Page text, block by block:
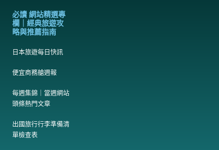
必讀 網站精選專
欄｜經典旅遊攻
略與推薦指南
日本旅遊每日快訊
便宜商務艙週報
每週集錦｜當週網站
頭條熱門文章
出國旅行行李準備清
單檢查表